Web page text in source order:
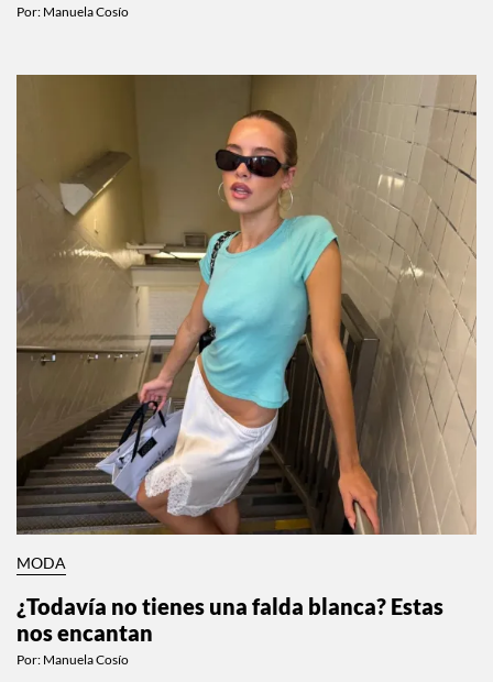
Por: Manuela Cosío
MODA
¿Todavía no tienes una falda blanca? Estas
nos encantan
Por: Manuela Cosío